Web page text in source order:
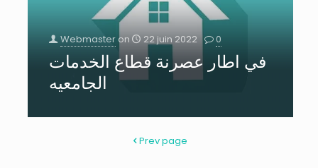
Webmasteron 22 juin 2022 0
في اطار عصرنة قطاع الخدمات
الجامعيه
Prev page